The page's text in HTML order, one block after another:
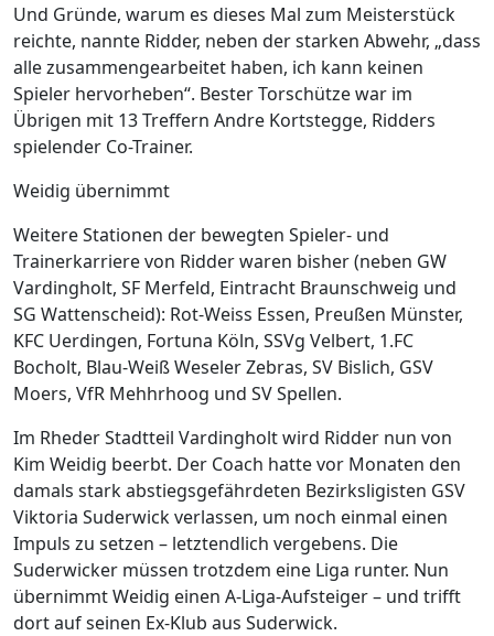
Und Gründe, warum es dieses Mal zum Meisterstück
reichte, nannte Ridder, neben der starken Abwehr, „dass
alle zusammengearbeitet haben, ich kann keinen
Spieler hervorheben“. Bester Torschütze war im
Übrigen mit 13 Treffern Andre Kortstegge, Ridders
spielender Co-Trainer.
Weidig übernimmt
Weitere Stationen der bewegten Spieler- und
Trainerkarriere von Ridder waren bisher (neben GW
Vardingholt, SF Merfeld, Eintracht Braunschweig und
SG Wattenscheid): Rot-Weiss Essen, Preußen Münster,
KFC Uerdingen, Fortuna Köln, SSVg Velbert, 1.FC
Bocholt, Blau-Weiß Weseler Zebras, SV Bislich, GSV
Moers, VfR Mehhrhoog und SV Spellen.
Im Rheder Stadtteil Vardingholt wird Ridder nun von
Kim Weidig beerbt. Der Coach hatte vor Monaten den
damals stark abstiegsgefährdeten Bezirksligisten GSV
Viktoria Suderwick verlassen, um noch einmal einen
Impuls zu setzen – letztendlich vergebens. Die
Suderwicker müssen trotzdem eine Liga runter. Nun
übernimmt Weidig einen A-Liga-Aufsteiger – und trifft
dort auf seinen Ex-Klub aus Suderwick.